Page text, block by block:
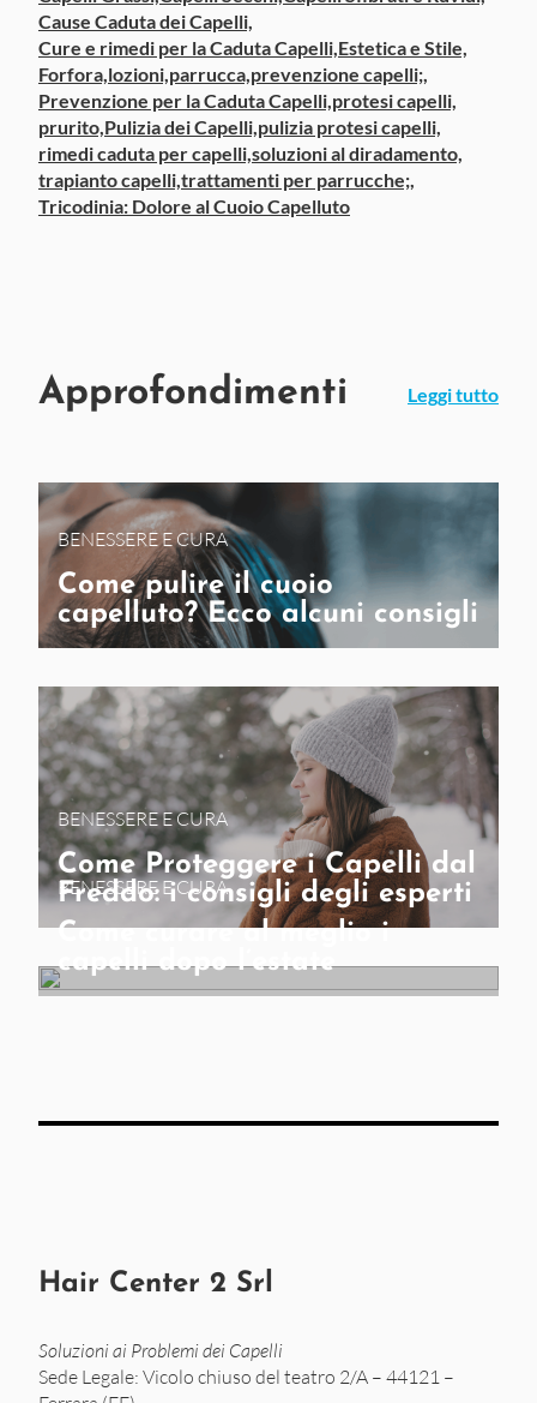
Cause Caduta dei Capelli,
Cure e rimedi per la Caduta Capelli,Estetica e Stile,
Forfora,lozioni,parrucca,prevenzione capelli;,
Prevenzione per la Caduta Capelli,protesi capelli,
prurito,Pulizia dei Capelli,pulizia protesi capelli,
rimedi caduta per capelli,soluzioni al diradamento,
trapianto capelli,trattamenti per parrucche;,
Tricodinia: Dolore al Cuoio Capelluto
Approfondimenti Leggi tutto
BENESSERE E CURA
Come pulire il cuoio
capelluto? Ecco alcuni consigli
BENESSERE E CURA
Come Proteggere i Capelli dal
Freddo: i consigli degli esperti
BENESSERE E CURA
Come curare al meglio i
capelli dopo l’estate
Hair Center 2 Srl
Soluzioni ai Problemi dei Capelli
Sede Legale: Vicolo chiuso del teatro 2/A – 44121 –